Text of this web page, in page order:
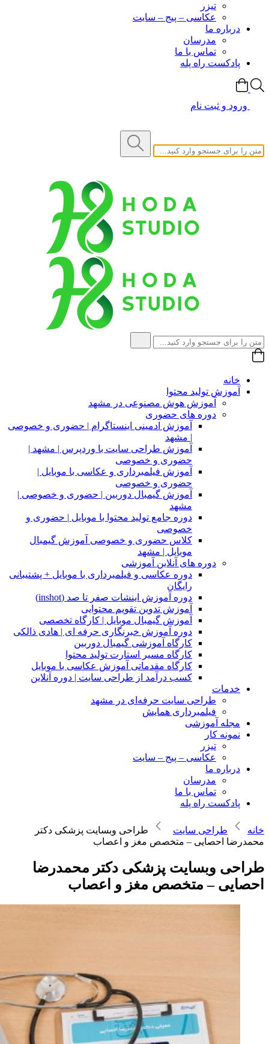
تیزر
عکاسی – پیج – سایت
درباره ما
مدرسان
تماس با ما
پادکست راه پله
ورود و ثبت نام
خانه
آموزش تولید محتوا
آموزش هوش مصنوعی در مشهد
دوره های حضوری
آموزش ادمینی اینستاگرام | حضوری و خصوصی
| مشهد
آموزش طراحی سایت با وردپرس | مشهد |
حضوری و خصوصی
آموزش فیلمبرداری و عکاسی با موبایل |
حضوری و خصوصی
آموزش گیمبال دوربین | حضوری و خصوصی |
مشهد
دوره جامع تولید محتوا با موبایل | حضوری و
خصوصی
کلاس حضوری و خصوصی آموزش گیمبال
موبایل | مشهد
دوره های آنلاین آموزشی
دوره عکاسی و فیلمبرداری با موبایل + پشتیبانی
رایگان
دوره آموزش اینشات صفر تا صد (inshot)
آموزش تدوین تقویم محتوایی
آموزش گیمبال موبایل | کارگاه تخصصی
دوره آموزش خبرنگاری حرفه ای | هادی ذالکی
کارگاه آموزشی گیمبال دوربین
کارگاه مسیر استارت تولید محتوا
کارگاه مقدماتی آموزش عکاسی با موبایل
کسب درآمد از طراحی سایت | دوره آنلاین
خدمات
طراحی سایت حرفه‌ای در مشهد
فیلمبرداری همایش
مجله آموزشی
نمونه کار
تیزر
عکاسی – پیج – سایت
درباره ما
مدرسان
تماس با ما
پادکست راه پله
خانه طراحی سایت
طراحی وبسایت پزشکی دکتر
محمدرضا احصایی – متخصص مغز و اعصاب
طراحی وبسایت پزشکی دکتر محمدرضا
احصایی – متخصص مغز و اعصاب